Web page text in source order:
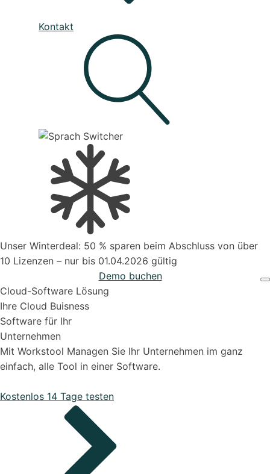
Organisiere deine Aufträge in Überischtlichen
Projekten
Aufträge verwalten
Organisiere deine Aufträge in Überischtlichen
Organisiere deine Aufträge in Überischtlichen
Unser Service
Den besten Service für Ihre Business-Software, die deine
Prozesse verbessert
Live - System Status
Kontakt zum Vertrieb
Support & Hilfe
Onboarding Pakete
Kontakt
Unser Winterdeal: 50 % sparen beim Abschluss von über
10 Lizenzen – nur bis 01.04.2026 gültig
Demo buchen
Cloud-Software Lösung
Ihre Cloud Buisness
Software für Ihr
Unternehmen
Mit Workstool Managen Sie Ihr Unternehmen im ganz
einfach, alle Tool in einer Software.
Kostenlos 14 Tage testen